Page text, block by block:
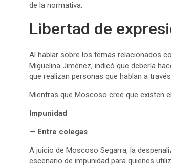
de la normativa.
Libertad de
Al hablar sobre los temas relacionados
Miguelina Jiménez, indicó que debería
que realizan personas que hablan a
Mientras que Moscoso cree que existen
Impunidad
— Entre colegas
A juicio de Moscoso Segarra, la
escenario de impunidad para quienes